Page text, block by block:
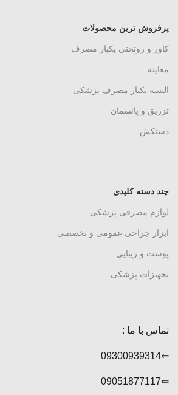
پرفروش ترین محصولات
کاور و روتختی یکبار مصرف
معاینه
البسه یکبار مصرف پزشکی
تزریق و پانسمان
دستکش
چند دسته کلیدی
لوازم مصرفی پزشکی
ابزار جراحی عمومی و تخصصی
پوست و زیبایی
تجهیزات پزشکی
تماس با ما :
⇐09300939314
⇐09051877117